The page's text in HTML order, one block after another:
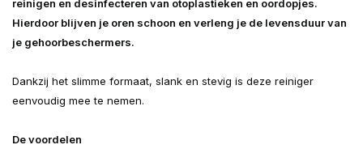
reinigen en desinfecteren van otoplastieken en oordopjes.
Hierdoor blijven je oren schoon en verleng je de levensduur van
je gehoorbeschermers.
Dankzij het slimme formaat, slank en stevig is deze reiniger
eenvoudig mee te nemen.
De voordelen